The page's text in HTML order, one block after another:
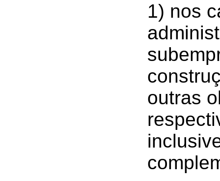
1) nos
outras